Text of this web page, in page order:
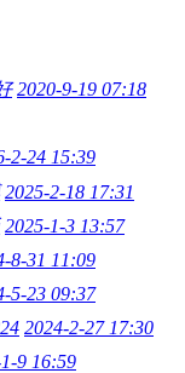
2020-9-19 07:18
2-24 15:39
2025-2-18 17:31
2025-1-3 13:57
8-31 11:09
5-23 09:37
2024-2-27 17:30
9 16:59